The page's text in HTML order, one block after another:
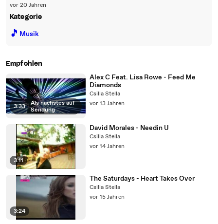
vor 20 Jahren
Kategorie
🎵 Musik
Empfohlen
3:33 | Als nächstes auf
Sendung
Alex C Feat. Lisa Rowe - Feed Me
Diamonds
Csilla Stella
vor 13 Jahren
3:11
David Morales - Needin U
Csilla Stella
vor 14 Jahren
3:24
The Saturdays - Heart Takes Over
Csilla Stella
vor 15 Jahren